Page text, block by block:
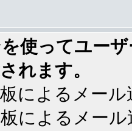
使ってユー
れます。
によるメー
によるメー